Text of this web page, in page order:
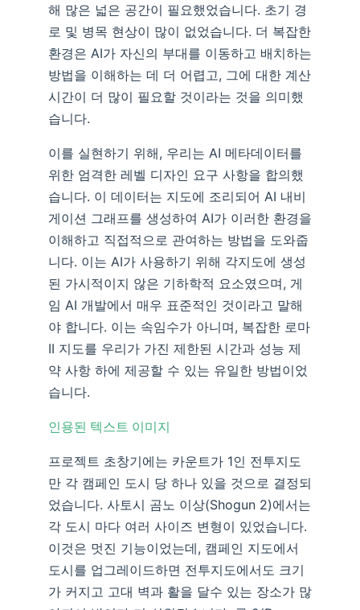
해 많은 넓은 공간이 필요했었습니다. 초기 경
로 및 병목 현상이 많이 없었습니다. 더 복잡한
환경은 AI가 자신의 부대를 이동하고 배치하는
방법을 이해하는 데 더 어렵고, 그에 대한 계산
시간이 더 많이 필요할 것이라는 것을 의미했
습니다.
이를 실현하기 위해, 우리는 AI 메타데이터를
위한 엄격한 레벨 디자인 요구 사항을 합의했
습니다. 이 데이터는 지도에 조리되어 AI 내비
게이션 그래프를 생성하여 AI가 이러한 환경을
이해하고 직접적으로 관여하는 방법을 도와줍
니다. 이는 AI가 사용하기 위해 각지도에 생성
된 가시적이지 않은 기하학적 요소였으며, 게
임 AI 개발에서 매우 표준적인 것이라고 말해
야 합니다. 이는 속임수가 아니며, 복잡한 로마
II 지도를 우리가 가진 제한된 시간과 성능 제
약 사항 하에 제공할 수 있는 유일한 방법이었
습니다.
인용된 텍스트 이미지
프로젝트 초창기에는 카운트가 1인 전투지도
만 각 캠페인 도시 당 하나 있을 것으로 결정되
었습니다. 사토시 곰노 이상(Shogun 2)에서는
각 도시 마다 여러 사이즈 변형이 있었습니다.
이것은 멋진 기능이었는데, 캠페인 지도에서
도시를 업그레이드하면 전투지도에서도 크기
가 커지고 고대 벽과 활을 달수 있는 장소가 많